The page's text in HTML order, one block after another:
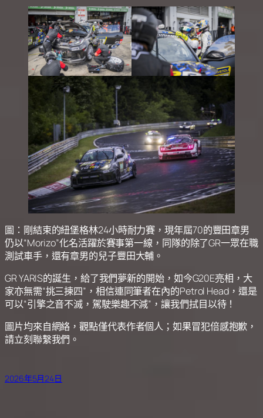
圖：剛結束的紐堡格林24小時耐力賽，現年屆70的豐田章男
仍以“Morizo”化名活躍於賽事第一線，同隊的除了GR一眾在職
測試車手，還有章男的兒子豐田大輔。
GR YARIS的誕生，給了我們夢新的開始，如今G20E亮相，大
家亦無需“挑三揀四”，相信連同筆者在內的Petrol Head，還是
可以“引擎之音不滅，駕駛樂趣不減”，讓我們拭目以待！
圖片均來自網絡，觀點僅代表作者個人；如果冒犯倍感抱歉，
請立刻聯繫我們。
2026年5月24日